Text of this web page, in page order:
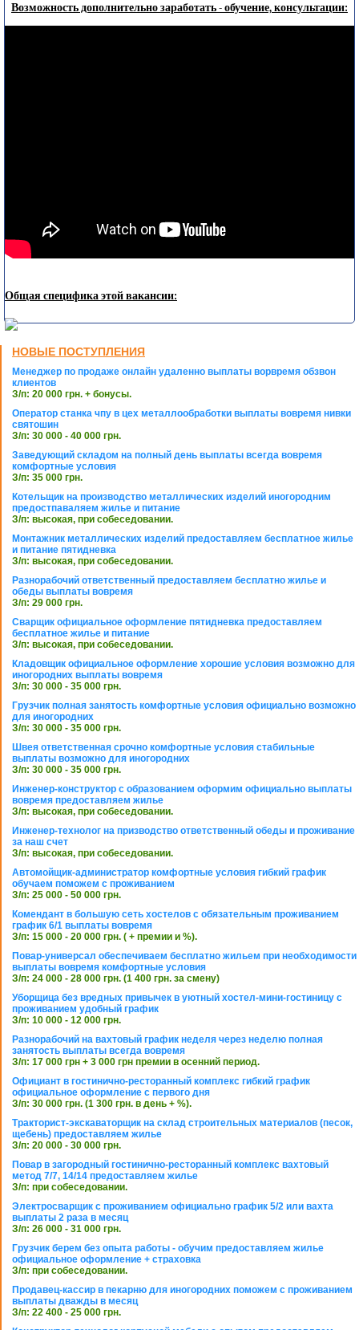
Возможность дополнительно заработать - обучение, консультации:
Общая специфика этой вакансии:
НОВЫЕ ПОСТУПЛЕНИЯ
Менеджер по продаже онлайн удаленно выплаты ворвремя обзвон
клиентов
З/п: 20 000 грн. + бонусы.
Оператор станка чпу в цех металлообработки выплаты вовремя нивки
святошин
З/п: 30 000 - 40 000 грн.
Заведующий складом на полный день выплаты всегда вовремя
комфортные условия
З/п: 35 000 грн.
Котельщик на производство металлических изделий иногородним
предостпаваляем жилье и питание
З/п: высокая, при собеседовании.
Монтажник металлических изделий предоставляем бесплатное жилье
и питание пятидневка
З/п: высокая, при собеседовании.
Разнорабочий ответственный предоставляем бесплатно жилье и
обеды выплаты вовремя
З/п: 29 000 грн.
Сварщик официальное оформление пятидневка предоставляем
бесплатное жилье и питание
З/п: высокая, при собеседовании.
Кладовщик официальное оформление хорошие условия возможно для
иногородних выплаты вовремя
З/п: 30 000 - 35 000 грн.
Грузчик полная занятость комфортные условия официально возможно
для иногородних
З/п: 30 000 - 35 000 грн.
Швея ответственная срочно комфортные условия стабильные
выплаты возможно для иногородних
З/п: 30 000 - 35 000 грн.
Инженер-конструктор с образованием оформим официально выплаты
вовремя предоставляем жилье
З/п: высокая, при собеседовании.
Инженер-технолог на призводство ответственный обеды и проживание
за наш счет
З/п: высокая, при собеседовании.
Автомойщик-администратор комфортные условия гибкий график
обучаем поможем с проживанием
З/п: 25 000 - 50 000 грн.
Комендант в большую сеть хостелов с обязательным проживанием
график 6/1 выплаты вовремя
З/п: 15 000 - 20 000 грн. ( + премии и %).
Повар-универсал обеспечиваем бесплатно жильем при необходимости
выплаты вовремя комфортные условия
З/п: 24 000 - 28 000 грн. (1 400 грн. за смену)
Уборщица без вредных привычек в уютный хостел-мини-гостиницу с
проживанием удобный график
З/п: 10 000 - 12 000 грн.
Разнорабочий на вахтовый график неделя через неделю полная
занятость выплаты всегда вовремя
З/п: 17 000 грн + 3 000 грн премии в осенний период.
Официант в гостинично-ресторанный комплекс гибкий график
официальное оформление с первого дня
З/п: 30 000 грн. (1 300 грн. в день + %).
Тракторист-экскаваторщик на склад строительных материалов (песок,
щебень) предоставляем жилье
З/п: 20 000 - 30 000 грн.
Повар в загородный гостинично-ресторанный комплекс вахтовый
метод 7/7, 14/14 предоставляем жилье
З/п: при собеседовании.
Электросварщик с проживанием официально график 5/2 или вахта
выплаты 2 раза в месяц
З/п: 26 000 - 31 000 грн.
Грузчик берем без опыта работы - обучим предоставляем жилье
официальное оформление + страховка
З/п: при собеседовании.
Продавец-кассир в пекарню для иногородних поможем с проживанием
выплаты дважды в месяц
З/п: 22 400 - 25 000 грн.